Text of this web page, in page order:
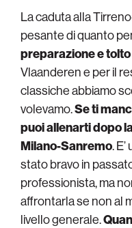
La caduta alla
pesante di quanto
preparazione e
Vlaanderen e per il
classiche abbiamo
volevamo.Se ti
puoi allenarti dopo
Milano-Sanremo.
stato bravo in
professionista, ma
affrontarla se non al
livello generale.